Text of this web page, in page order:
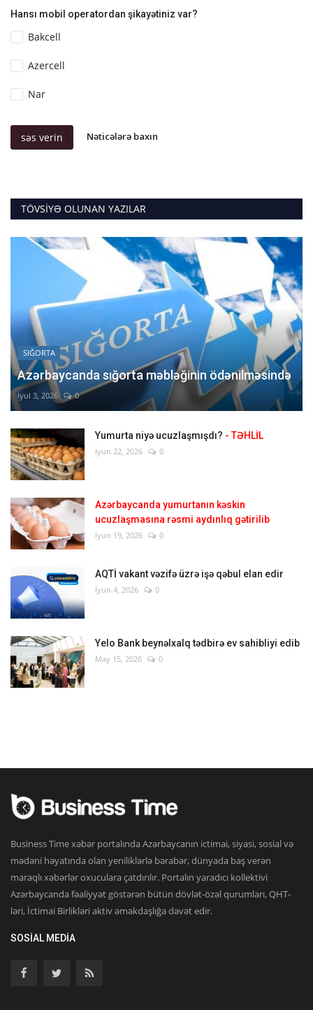
Hansı mobil operatordan şikayətiniz var?
Bakcell
Azercell
Nar
səs verin Nəticələrə baxın
TÖVSIYƏ OLUNAN YAZILAR
SIĞORTA
Azərbaycanda sığorta məbləğinin ödənilməsində
İyul 3, 2026 0
Yumurta niyə ucuzlaşmışdı? - TƏHLİL
İyun 22, 2026 0
Azərbaycanda yumurtanın kəskin
ucuzlaşmasına rəsmi aydınlıq gətirilib
İyun 19, 2026 0
AQTİ vakant vəzifə üzrə işə qəbul elan edir
İyun 4, 2026 0
Yelo Bank beynəlxalq tədbirə ev sahibliyi edib
May 15, 2026 0
Business Time xəbər portalında Azərbaycanın ictimai, siyasi, sosial və
mədəni həyatında olan yeniliklərlə bərabər, dünyada baş verən
maraqlı xəbərlər oxuculara çatdırılır. Portalın yaradıcı kollektivi
Azərbaycanda fəaliyyət göstərən bütün dövlət-özəl qurumları, QHT-
ləri, İctimai Birlikləri aktiv əməkdaşlığa dəvət edir.
SOSIAL MEDIA